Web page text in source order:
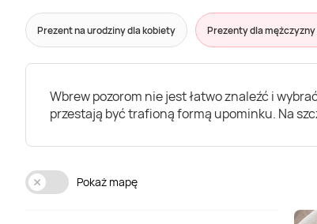
Prezent na urodziny dla kobiety Prezenty dla
Wbrew pozorom nie jest łatwo znaleźć i
przestają być trafioną formą upominku. Na
Pokaż mapę